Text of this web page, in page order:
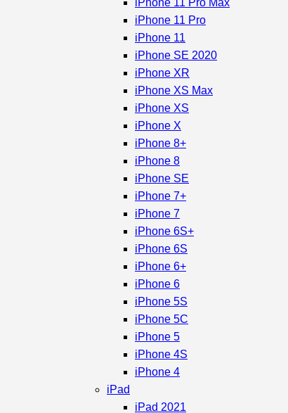
iPhone 11 Pro Max
iPhone 11 Pro
iPhone 11
iPhone SE 2020
iPhone XR
iPhone XS Max
iPhone XS
iPhone X
iPhone 8+
iPhone 8
iPhone SE
iPhone 7+
iPhone 7
iPhone 6S+
iPhone 6S
iPhone 6+
iPhone 6
iPhone 5S
iPhone 5C
iPhone 5
iPhone 4S
iPhone 4
iPad
iPad 2021